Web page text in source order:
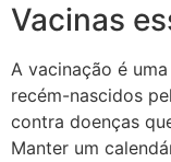
Vacinas
A vacinação é
recém-nascidos
contra doenças
Manter um